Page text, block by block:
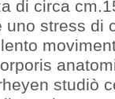
di circa
stress di
studiò